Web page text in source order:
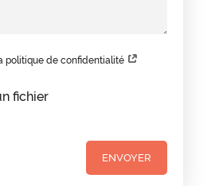
politique de confidentialité
fichier